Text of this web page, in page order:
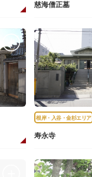
慈海僧正墓
根岸・入谷・金杉エリア
寿永寺